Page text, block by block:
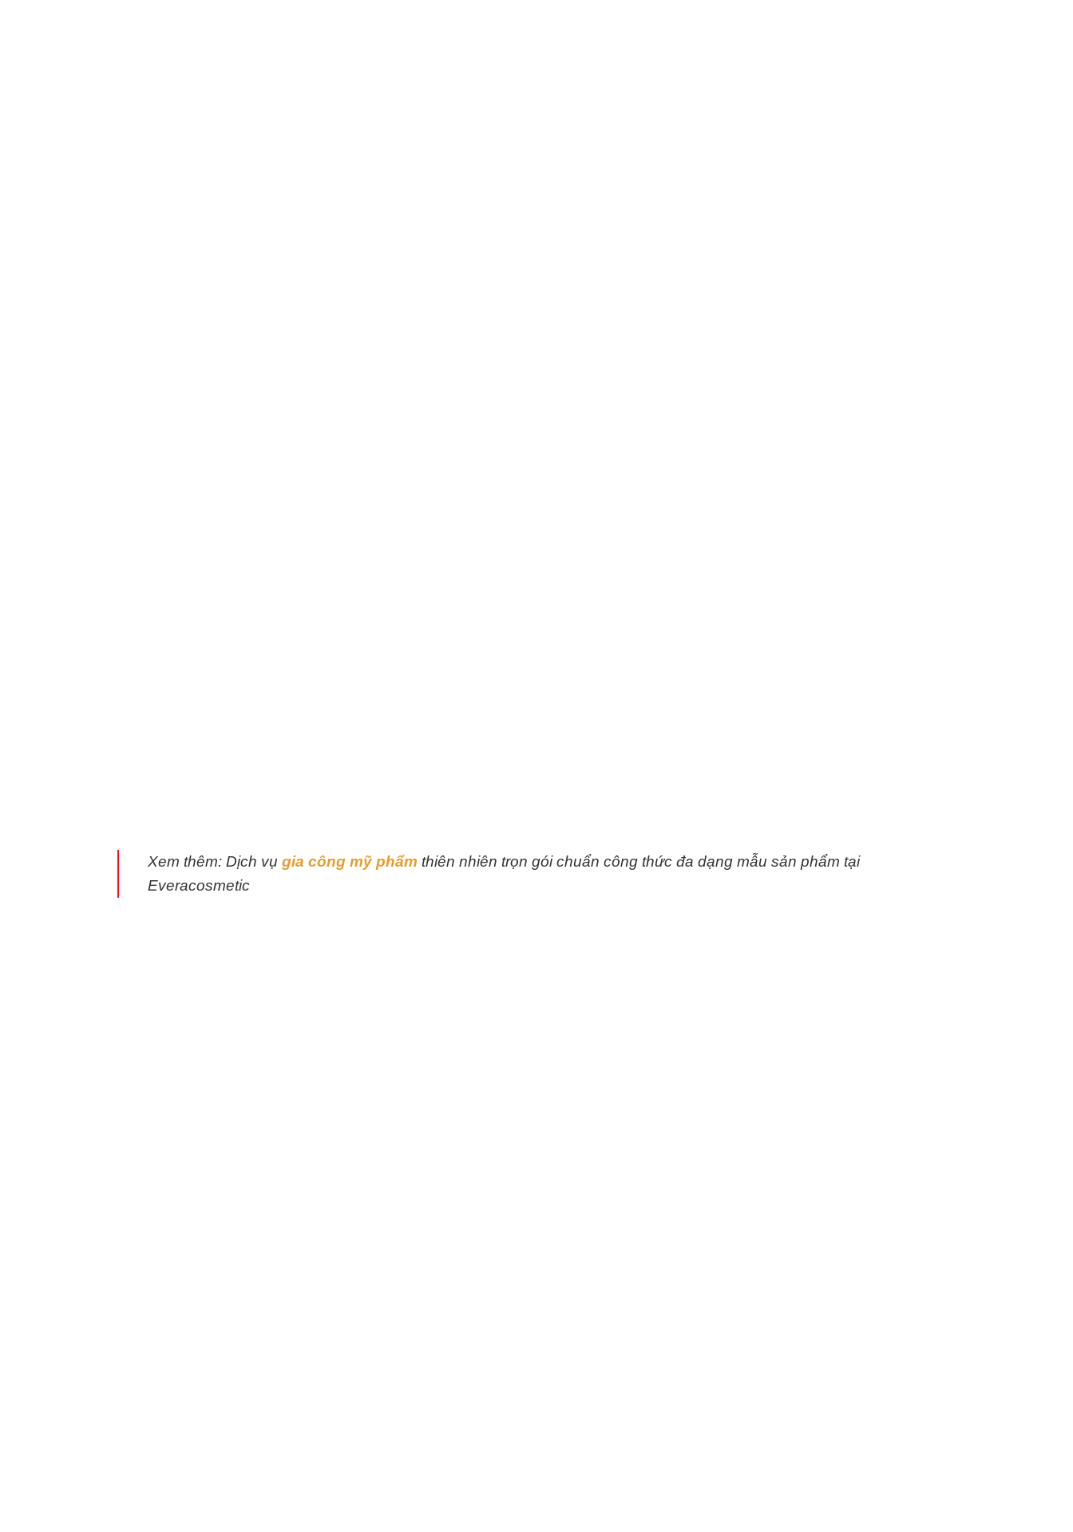
Xem thêm: Dịch vụ gia công mỹ phẩm thiên nhiên trọn gói chuẩn công thức đa dạng mẫu sản phẩm tại
Everacosmetic